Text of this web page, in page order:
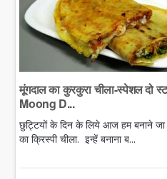
मूंगदाल का कुरकुरा चीला-स्पेशल दो
Moong D...
छुट्टियों के दिन के लिये आज हम बनाने जा
का क्रिस्पी चीला. इन्हें बनाना ब...